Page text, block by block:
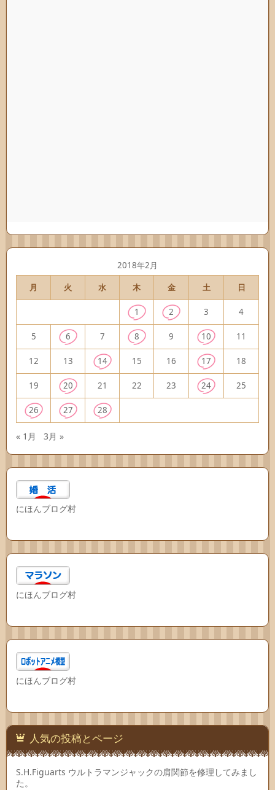
2018年2月
月
火 水 木 金 土 日
1 2 3 4
5 6 7 8 9 10 11
12 13 14 15 16 17 18
19 20 21 22 23 24 25
26 27 28
« 1月 3月 »
にほんブログ村
にほんブログ村
にほんブログ村
人気の投稿とページ
S.H.Figuarts ウルトラマンジャックの肩関節を修理してみまし
た。